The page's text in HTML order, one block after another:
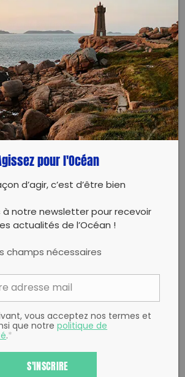
ARTICLE:
Partager sur Facebook
Partager sur
Twitter
Envoyer à
un ami
pour l'Océan
d’agir, c’est d’être bien
à notre newsletter pour recevoir
actualités de l’Océan !
champs nécessaires
vous acceptez nos termes et
que notrepolitique de
.*
S'INSCRIRE